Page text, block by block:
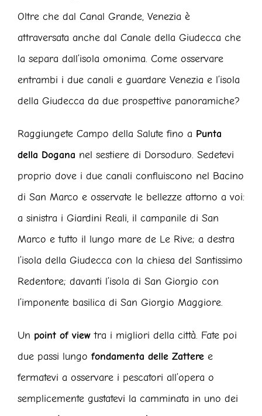
Oltre che dal Canal Grande, Venezia è
attraversata anche dal Canale della Giudecca che
la separa dall’isola omonima. Come osservare
entrambi i due canali e guardare Venezia e l’isola
della Giudecca da due prospettive panoramiche?
Raggiungete Campo della Salute fino a Punta
della Dogana nel sestiere di Dorsoduro. Sedetevi
proprio dove i due canali confluiscono nel Bacino
di San Marco e osservate le bellezze attorno a voi:
a sinistra i Giardini Reali, il campanile di San
Marco e tutto il lungo mare de Le Rive; a destra
l’isola della Giudecca con la chiesa del Santissimo
Redentore; davanti l’isola di San Giorgio con
l’imponente basilica di San Giorgio Maggiore.
Un point of view tra i migliori della città. Fate poi
due passi lungo fondamenta delle Zattere e
fermatevi a osservare i pescatori all’opera o
semplicemente gustatevi la camminata in uno dei